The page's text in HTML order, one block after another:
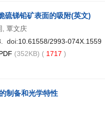
硫锑铅矿表面的吸附(英文)
, 覃文庆
doi:10.61558/2993-074X.1559
(352KB) ( 1717 )
制备和光学特性